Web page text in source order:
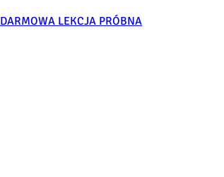
DARMOWA LEKCJA PRÓBNA